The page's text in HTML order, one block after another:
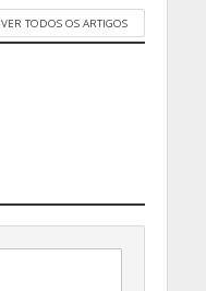
VER TODOS OS ARTIGOS